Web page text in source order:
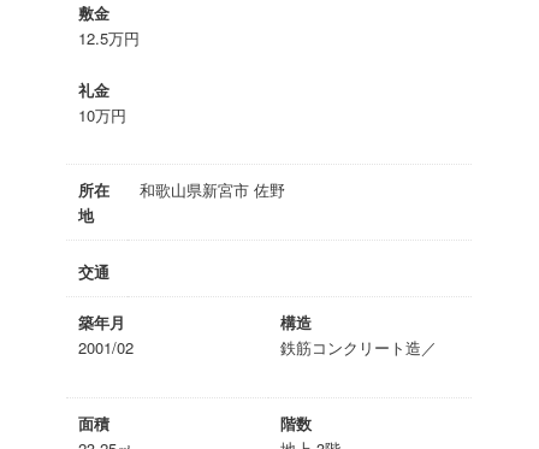
敷金
12.5万円
礼金
10万円
所在
地
和歌山県新宮市 佐野
交通
築年月
2001/02
構造
鉄筋コンクリート造／
面積
階数